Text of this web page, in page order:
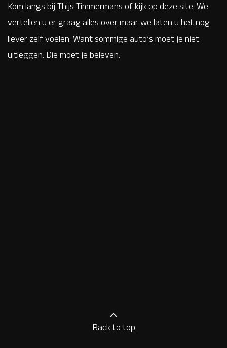
Kom langs bij Thijs Timmermans of kijk op deze site. We
vertellen u er graag alles over maar we laten u het nog
liever zelf voelen. Want sommige auto’s moet je niet
uitleggen. Die moet je beleven.
Back to top